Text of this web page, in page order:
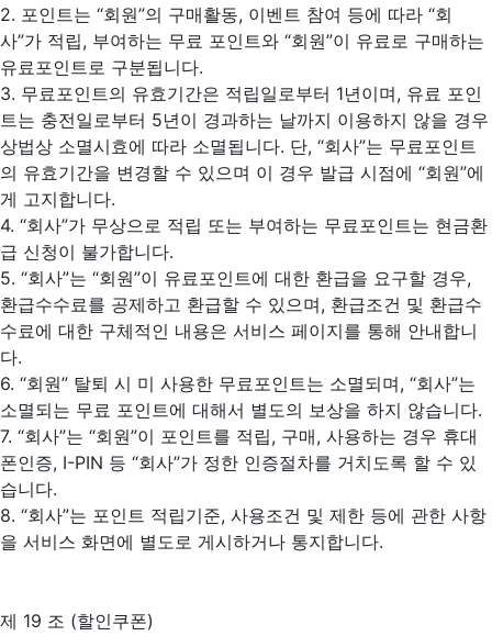
2. 포인트는 “회원”의 구매활동, 이벤트 참여 등에 따라 “회
사”가 적립, 부여하는 무료 포인트와 “회원”이 유료로 구매하는
유료포인트로 구분됩니다.
3. 무료포인트의 유효기간은 적립일로부터 1년이며, 유료 포인
트는 충전일로부터 5년이 경과하는 날까지 이용하지 않을 경우
상법상 소멸시효에 따라 소멸됩니다. 단, “회사”는 무료포인트
의 유효기간을 변경할 수 있으며 이 경우 발급 시점에 “회원”에
게 고지합니다.
4. “회사”가 무상으로 적립 또는 부여하는 무료포인트는 현금환
급 신청이 불가합니다.
5. “회사”는 “회원”이 유료포인트에 대한 환급을 요구할 경우,
환급수수료를 공제하고 환급할 수 있으며, 환급조건 및 환급수
수료에 대한 구체적인 내용은 서비스 페이지를 통해 안내합니
다.
6. “회원” 탈퇴 시 미 사용한 무료포인트는 소멸되며, “회사”는
소멸되는 무료 포인트에 대해서 별도의 보상을 하지 않습니다.
7. “회사”는 “회원”이 포인트를 적립, 구매, 사용하는 경우 휴대
폰인증, I-PIN 등 “회사”가 정한 인증절차를 거치도록 할 수 있
습니다.
8. “회사”는 포인트 적립기준, 사용조건 및 제한 등에 관한 사항
을 서비스 화면에 별도로 게시하거나 통지합니다.
제 19 조 (할인쿠폰)